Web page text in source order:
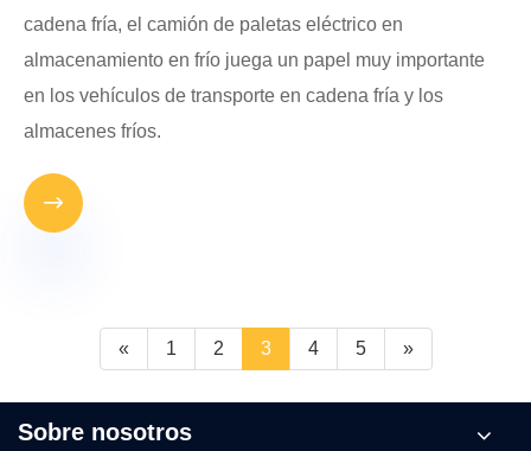
cadena fría, el camión de paletas eléctrico en
almacenamiento en frío juega un papel muy importante
en los vehículos de transporte en cadena fría y los
almacenes fríos.

« 1 2 3 4 5 »
Sobre nosotros